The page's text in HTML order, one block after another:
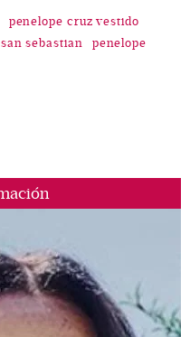
penelope cruz vestido
sebastian
penelope